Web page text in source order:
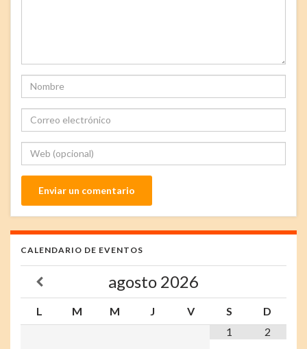
CALENDARIO DE EVENTOS
agosto 2026
L M M J V S
D
1
2